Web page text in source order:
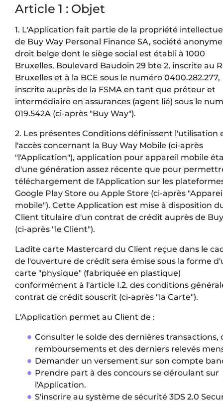
Article 1 : Objet
1. L'Application fait partie de la propriété
de Buy Way Personal Finance SA, société
droit belge dont le siège social est établi à 1000
Bruxelles, Boulevard Baudoin 29 bte 2, inscrite au
Bruxelles et à la BCE sous le numéro 0400.282.277,
inscrite auprès de la FSMA en tant que prêteur et
intermédiaire en assurances (agent lié) sous le
019.542A (ci-après "Buy Way").
2. Les présentes Conditions définissent l'utilisation
l'accès concernant la Buy Way Mobile (ci-après
"l'Application"), application pour appareil mobile
d'une génération assez récente que pour
téléchargement de l'Application sur les
Google Play Store ou Apple Store (ci-après
mobile"). Cette Application est mise à disposition
Client titulaire d'un contrat de crédit auprès de
(ci-après "le Client").
Ladite carte Mastercard du Client reçue dans le
de l'ouverture de crédit sera émise sous la forme
carte "physique" (fabriquée en plastique)
conformément à l'article I.2. des conditions
contrat de crédit souscrit (ci-après "la Carte").
L'Application permet au Client de :
Consulter le solde des dernières transactions,
remboursements et des derniers relevés
Demander un versement sur son compte
Prendre part à des concours se déroulant sur
l'Application.
S'inscrire au système de sécurité 3DS 2.0